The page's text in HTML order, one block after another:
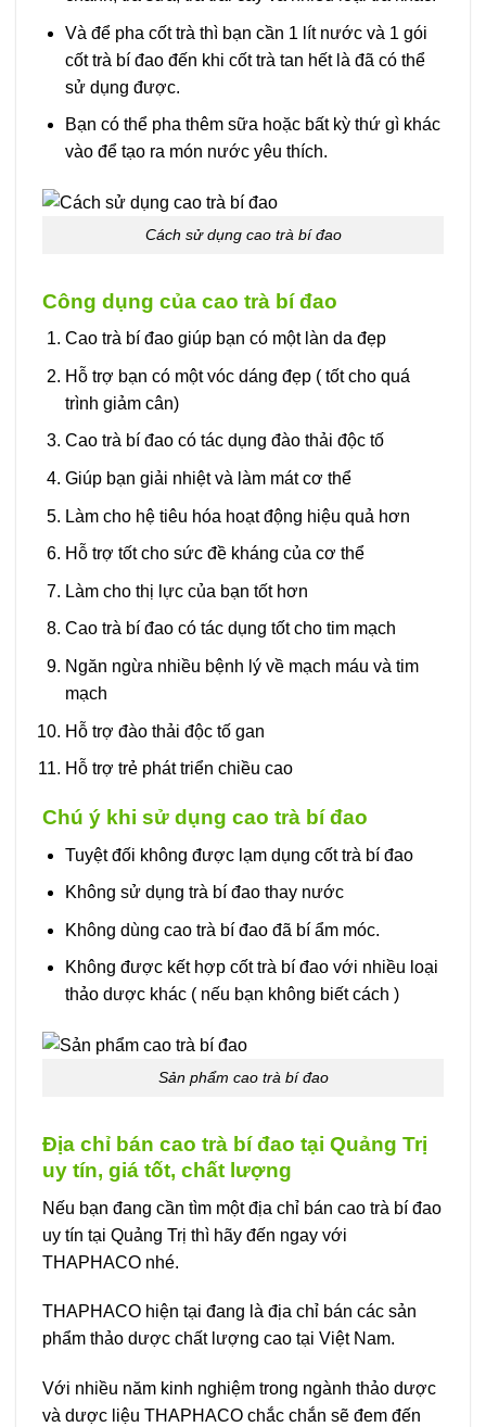
Và để pha cốt trà thì bạn cần 1 lít nước và 1 gói
cốt trà bí đao đến khi cốt trà tan hết là đã có thể
sử dụng được.
Bạn có thể pha thêm sữa hoặc bất kỳ thứ gì khác
vào để tạo ra món nước yêu thích.
Cách sử dụng cao trà bí đao
Công dụng của cao trà bí đao
Cao trà bí đao giúp bạn có một làn da đẹp
Hỗ trợ bạn có một vóc dáng đẹp ( tốt cho quá
trình giảm cân)
Cao trà bí đao có tác dụng đào thải độc tố
Giúp bạn giải nhiệt và làm mát cơ thể
Làm cho hệ tiêu hóa hoạt động hiệu quả hơn
Hỗ trợ tốt cho sức đề kháng của cơ thể
Làm cho thị lực của bạn tốt hơn
Cao trà bí đao có tác dụng tốt cho tim mạch
Ngăn ngừa nhiều bệnh lý về mạch máu và tim
mạch
Hỗ trợ đào thải độc tố gan
Hỗ trợ trẻ phát triển chiều cao
Chú ý khi sử dụng cao trà bí đao
Tuyệt đối không được lạm dụng cốt trà bí đao
Không sử dụng trà bí đao thay nước
Không dùng cao trà bí đao đã bí ẩm móc.
Không được kết hợp cốt trà bí đao với nhiều loại
thảo dược khác ( nếu bạn không biết cách )
Sản phẩm cao trà bí đao
Địa chỉ bán cao trà bí đao tại Quảng Trị
uy tín, giá tốt, chất lượng
Nếu bạn đang cần tìm một địa chỉ bán cao trà bí đao
uy tín tại Quảng Trị thì hãy đến ngay với
THAPHACO nhé.
THAPHACO hiện tại đang là địa chỉ bán các sản
phẩm thảo dược chất lượng cao tại Việt Nam.
Với nhiều năm kinh nghiệm trong ngành thảo dược
và dược liệu THAPHACO chắc chắn sẽ đem đến